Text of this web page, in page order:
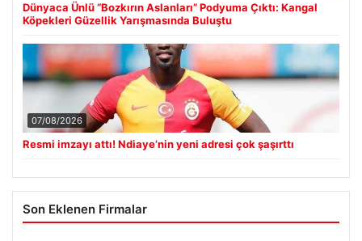
Dünyaca Ünlü “Bozkırın Aslanları” Podyuma Çıktı: Kangal
Köpekleri Güzellik Yarışmasında Buluştu
07/08/2026
Resmi imzayı attı! Ndiaye’nin yeni adresi çok şaşırttı
Son Eklenen Firmalar